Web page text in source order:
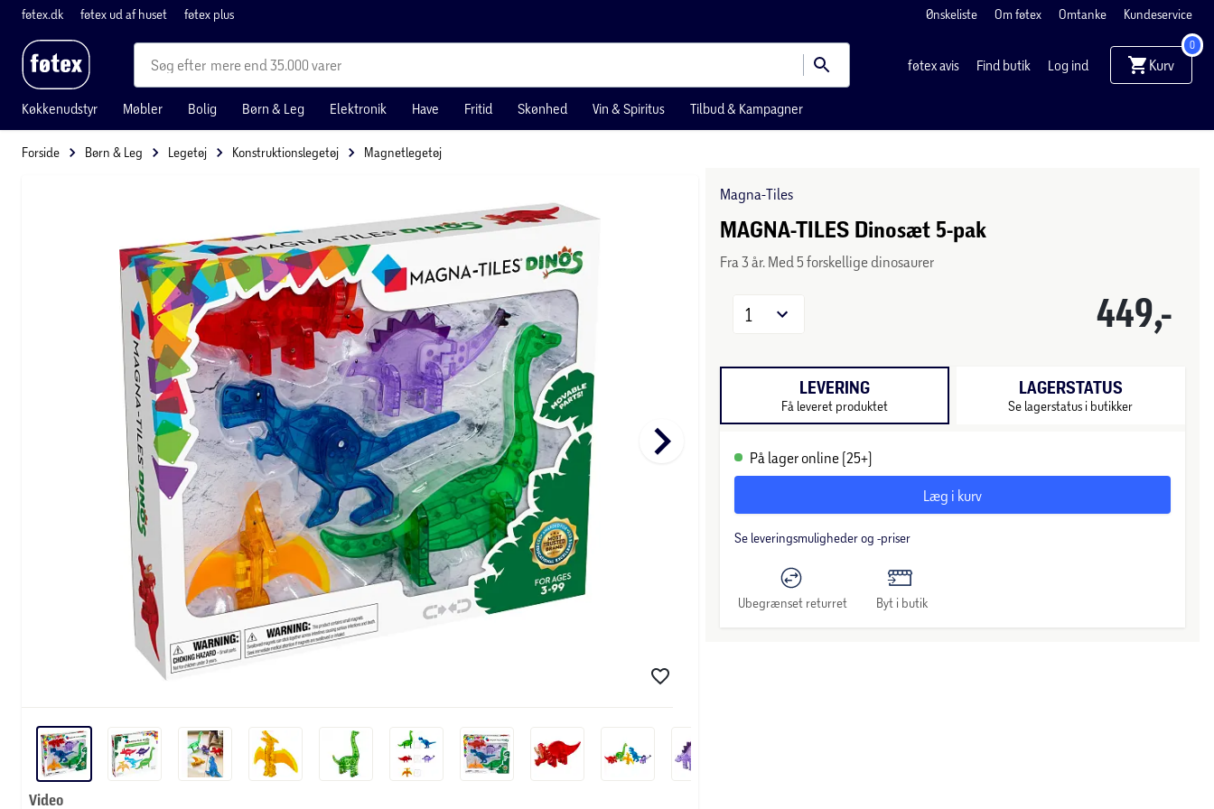
føtex.dk føtex ud af huset føtex plus Ønskeliste Om føtex Omtanke Kundeservice
mere end 35.000 varer føtex avis Find butik Log ind Kurv
0
Køkkenudstyr Møbler Bolig Børn & Leg Elektronik Have Fritid Skønhed Vin & Spiritus Tilbud & Kampagner
Forside Børn & Leg Legetøj Konstruktionslegetøj Magnetlegetøj
keyboard_arrow_right
Video
Magna-Tiles
MAGNA-TILES Dinosæt 5-pak
Fra 3 år. Med 5 forskellige dinosaurer
449,-
1
LEVERING
Få leveret produktet
LAGERSTATUS
Se lagerstatus i butikker
På lager online (25+)
Læg i kurv
Se leveringsmuligheder og -priser
Ubegrænset returret Byt i butik